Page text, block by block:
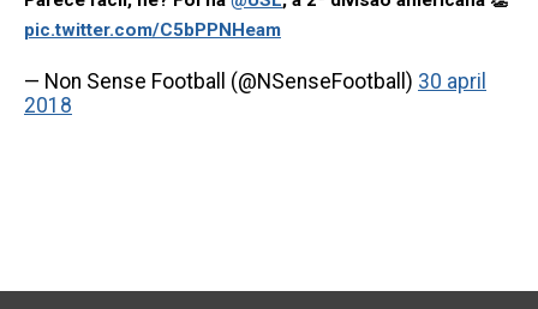
pic.twitter.com/C5bPPNHeam
— Non Sense Football (@NSenseFootball) 30 april
2018